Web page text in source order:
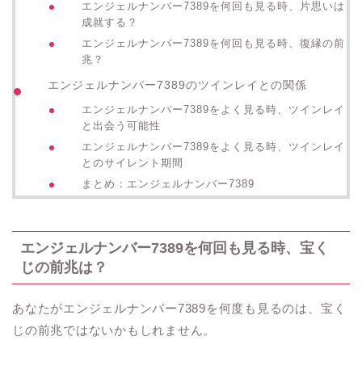
エンジェルナンバー7389を何回も見る時、片思いは
成就する？
エンジェルナンバー7389を何回も見る時、復縁の前
兆？
エンジェルナンバー7389のツインレイとの関係
エンジェルナンバー7389をよく見る時、ツインレイ
と出会う可能性
エンジェルナンバー7389をよく見る時、ツインレイ
とのサイレント期間
まとめ：エンジェルナンバー7389
エンジェルナンバー7389を何回も見る時、宝く
じの前兆は？
あなたがエンジェルナンバー7389を何度も見るのは、宝く
じの前兆ではないかもしれません。